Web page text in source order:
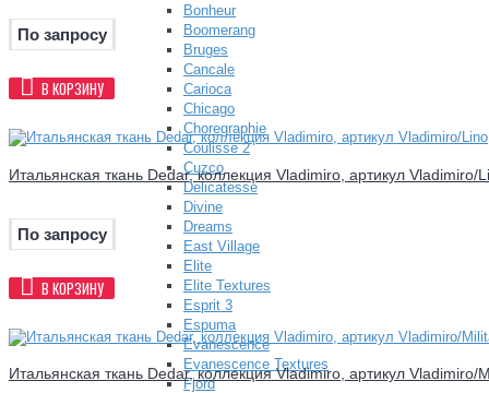
Bonheur
Boomerang
Bruges
Cancale
Carioca
Chicago
Choregraphie
Coulisse 2
Cuzco
Delicatesse
Divine
Dreams
East Village
Elite
Elite Textures
Esprit 3
Espuma
Evanescence
Evanescence Textures
Fjord
По запросу
В КОРЗИНУ
Итальянская ткань Dedar, коллекция Vladimiro, артикул Vladimiro/
По запросу
В КОРЗИНУ
Итальянская ткань Dedar, коллекция Vladimiro, артикул Vladimiro/